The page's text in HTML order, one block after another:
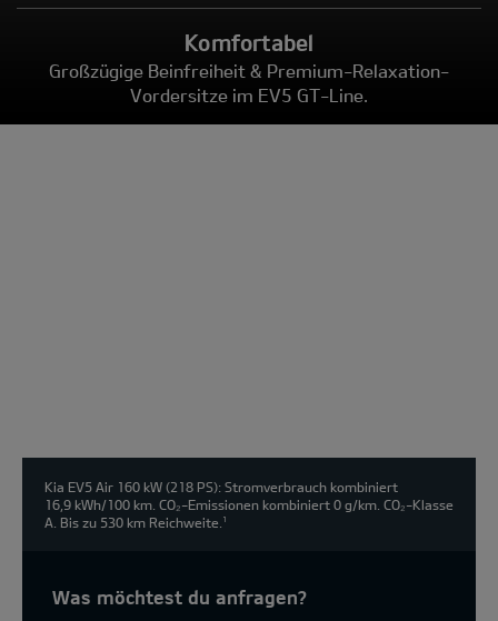
Komfortabel
Großzügige Beinfreiheit & Premium-Relaxation-
Vordersitze im EV5 GT-Line.
Kia EV5 Air 160 kW (218 PS): Stromverbrauch kombiniert
16,9 kWh/100 km. CO₂-Emissionen kombiniert 0 g/km. CO₂-Klasse
A. Bis zu 530 km Reichweite.
1
Was möchtest du anfragen?